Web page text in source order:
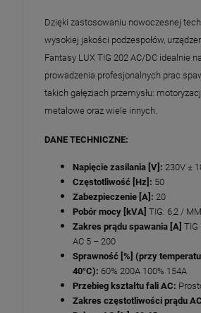
Dzięki zastosowaniu nowoczesnej
wysokiej jakości podzespołów,
Fantasy LUX TIG 202 AC/DC idealnie
prowadzenia profesjonalnych prac
takich gałęziach przemysłu:
metalowe oraz wiele innych.
DANE TECHNICZNE:
Napięcie zasilania [V]: 230V ±
Częstotliwość [Hz]: 50
Zabezpieczenie [A]: 20
Pobór mocy [kVA] TIG: 6,2 /
Zakres prądu spawania [A] TIG
AC 5 – 200
Sprawność [%] (przy
40°C): 60% 200A 100% 154A
Przebieg kształtu fali AC:
Zakres częstotliwości prądu